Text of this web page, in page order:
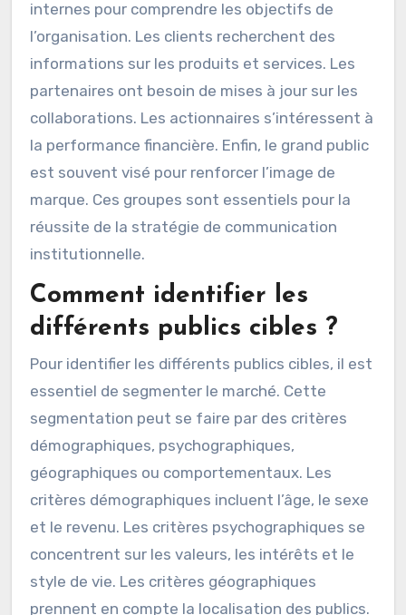
institutionnelle incluent les employés, les
clients, les partenaires, les actionnaires, et le
grand public. Chaque groupe a des besoins
spécifiques en matière d’information. Les
employés nécessitent des communications
internes pour comprendre les objectifs de
l’organisation. Les clients recherchent des
informations sur les produits et services. Les
partenaires ont besoin de mises à jour sur les
la performance financière. Enfin, le grand public
est souvent visé pour renforcer l’image de
marque. Ces groupes sont essentiels pour la
réussite de la stratégie de communication
institutionnelle.
Comment identifier les
différents publics cibles ?
Pour identifier les différents publics cibles, il est
essentiel de segmenter le marché. Cette
segmentation peut se faire par des critères
démographiques, psychographiques,